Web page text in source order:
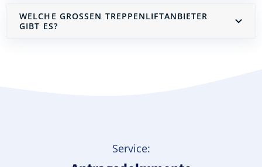
WELCHE GROSSEN TREPPENLIFTANBIETER G
IBT ES?
Service: